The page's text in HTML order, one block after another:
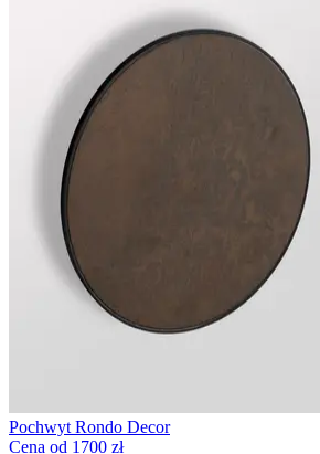
Pochwyt Rondo Decor
Cena od 1700 zł